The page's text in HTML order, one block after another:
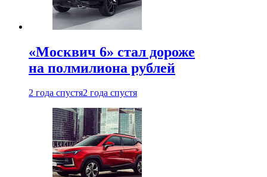
«Москвич 6» стал дороже
на полмилиона рублей
2 года спустя2 года спустя